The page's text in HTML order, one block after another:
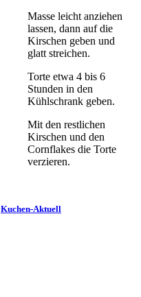
Masse leicht anziehen
lassen, dann auf die
Kirschen geben und
glatt streichen.
Torte etwa 4 bis 6
Stunden in den
Kühlschrank geben.
Mit den restlichen
Kirschen und den
Cornflakes die Torte
verzieren.
Kuchen-Aktuell